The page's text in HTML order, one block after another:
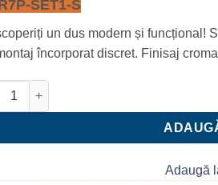
550.00 lei.
SET1-S
un dus modern și funcțional!
încorporat discret. Finisaj
Set dus 5 in 1 cu montaj
Adaugă